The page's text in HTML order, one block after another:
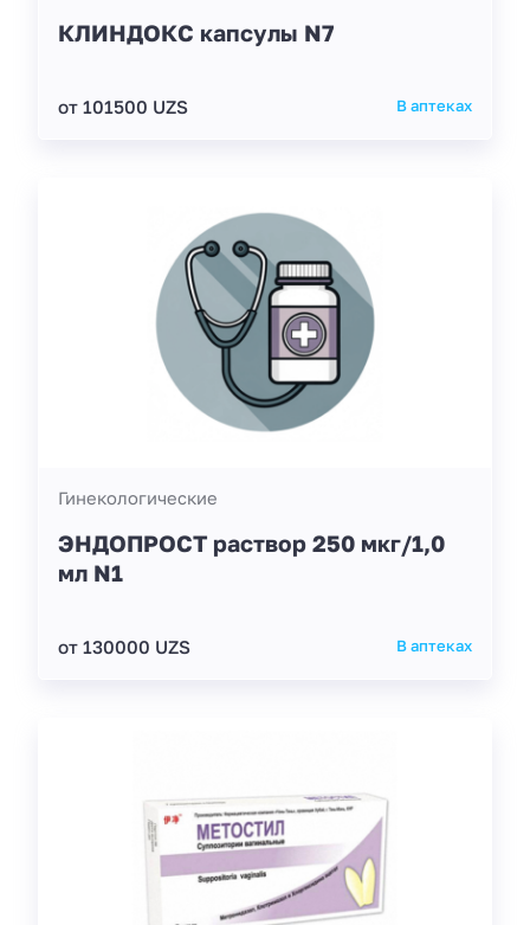
КЛИНДОКС капсулы N7
от 101500 UZS В аптеках
Гинекологические
ЭНДОПРОСТ раствор 250 мкг/1,0
мл N1
от 130000 UZS В аптеках